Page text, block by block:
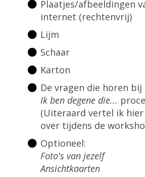
Plaatjes/afbeeldingen
internet (rechtenvrij)
Lijm
Schaar
Karton
De vragen die horen bij
Ik ben degene die...
(Uiteraard vertel ik hier
over tijdens de
Optioneel:
Foto's van jezelf
Ansichtkaarten